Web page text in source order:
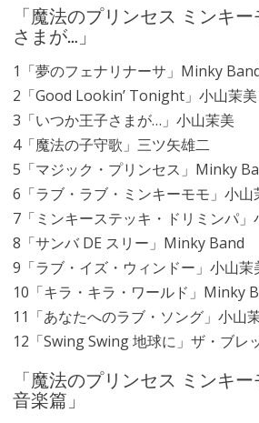
「魔法のプリンセス ミンキ
さまが…」
1「夢のフェナリナーサ」Minky
2「Good Lookin’ Tonight」小山茉美
3「いつか王子さまが…」小山茉美
4「魔法の子守歌」三ツ矢雄二
5「マジック・プリンセス」Minky
6「ラブ・ラブ・ミンキーモモ」小山
7「ミンキーステッキ・ドリミンパ」
8「サンバ DE スリー」Minky Band
9「ラブ・イズ・ウィンドー」小山茉
10「キラ・キラ・ワールド」Minky
11「あなたへのラブ・ソング」小山
12「Swing Swing 地球に」ザ・ブレ
「魔法のプリンセス ミンキ
音楽篇」